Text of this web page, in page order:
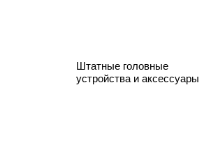
Штатные головные
устройства и аксессуары